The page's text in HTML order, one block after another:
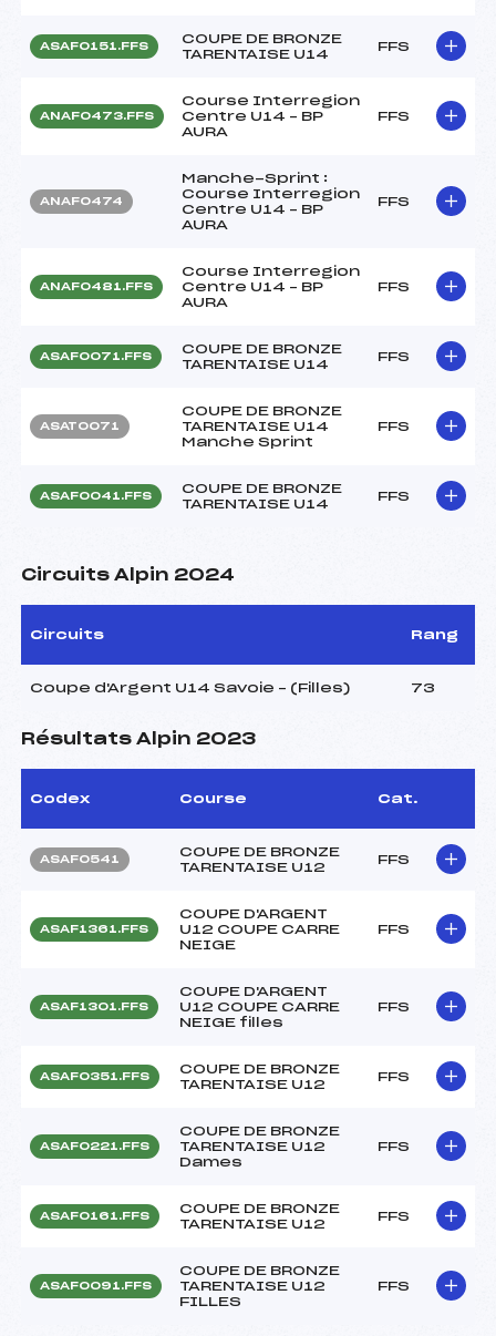
ASAF0151.FFS
COUPE DE BRONZE
TARENTAISE U14
FFS
ANAF0473.FFS
Course Interregion
Centre U14 – BP
AURA
FFS
ANAF0474
Manche-Sprint :
Course Interregion
Centre U14 – BP
AURA
FFS
ANAF0481.FFS
Course Interregion
Centre U14 – BP
AURA
FFS
ASAF0071.FFS
COUPE DE BRONZE
TARENTAISE U14
FFS
ASAT0071
COUPE DE BRONZE
TARENTAISE U14
Manche Sprint
FFS
ASAF0041.FFS
COUPE DE BRONZE
TARENTAISE U14
FFS
Circuits Alpin 2024
Circuits Rang
Coupe d'Argent U14 Savoie – (Filles) 73
Résultats Alpin 2023
Codex Course Cat.
ASAF0541
COUPE DE BRONZE
TARENTAISE U12
FFS
ASAF1361.FFS
COUPE D'ARGENT
U12 COUPE CARRE
NEIGE
FFS
ASAF1301.FFS
COUPE D'ARGENT
U12 COUPE CARRE
NEIGE filles
FFS
ASAF0351.FFS
COUPE DE BRONZE
TARENTAISE U12
FFS
ASAF0221.FFS
COUPE DE BRONZE
TARENTAISE U12
Dames
FFS
ASAF0161.FFS
COUPE DE BRONZE
TARENTAISE U12
FFS
ASAF0091.FFS
COUPE DE BRONZE
TARENTAISE U12
FILLES
FFS